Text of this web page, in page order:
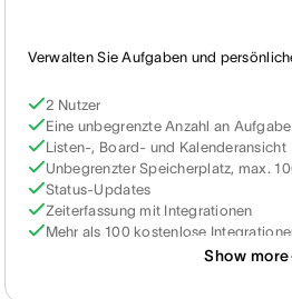
Verwalten Sie Aufgaben und
2 Nutzer
Eine unbegrenzte Anzahl an
Listen-, Board- und Kalenderansicht
Unbegrenzter Speicherplatz, max.
Status-Updates
Zeiterfassung mit Integrationen
Mehr als 100 kostenlose
Show more